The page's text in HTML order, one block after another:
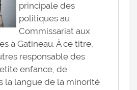
principale des
politiques au
Commissariat aux
à Gatineau. À ce titre,
responsable des
enfance, de
la langue de la minorité